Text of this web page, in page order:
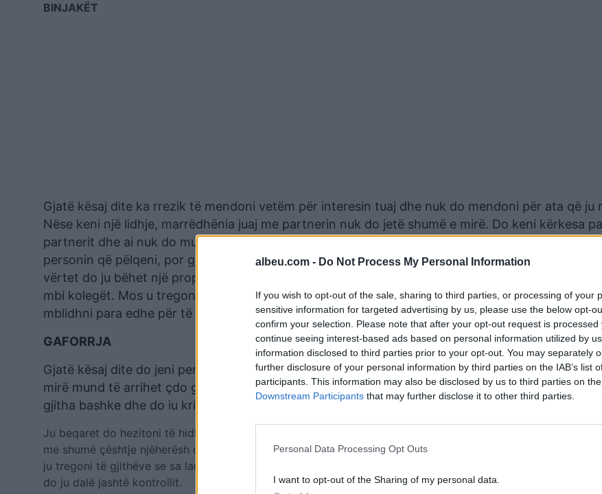
albeu.com - Do Not Process My Personal Information
If you wish to opt-out of the sale, sharing to third parties, or processing of your
sensitive information for targeted advertising by us, please use the below opt-
confirm your selection. Please note that after your opt-out request is processed
continue seeing interest-based ads based on personal information utilized by
information disclosed to third parties prior to your opt-out. You may separately
further disclosure of your personal information by third parties on the IAB’s list
participants. This information may also be disclosed by us to third parties on the
Downstream Participants that may further disclose it to other third parties.
Personal Data Processing Opt Outs
I want to opt-out of the Sharing of my personal data.
BINJAKËT
Gjatë kësaj dite ka rrezik të mendoni vetëm për interesin tuaj dhe nuk do mendoni për ata që ju
Nëse keni një lidhje, marrëdhënia juaj me partnerin nuk do jetë shumë e mirë. Do keni kërkesa
partnerit dhe ai nuk do mundet dot t’ua plotësojë të gjitha. Ju beqarët do e keni të vështirë ta
personin që pëlqeni, por gjithsesi duhet të tentojnë. Nuk do humbisni asgjë nëse bëni ndonjë
vërtet do ju bëhet një propozim për një post të ri, por duhet t’i men doni gjërat me kujdes dhe
mbi kolegët. Mos u tregoni zemërligj. Sektori i financave do jetë shumë i favorizuar dhe do
mblidhni para edhe për të nesërmen.
GAFORRJA
Gjatë kësaj dite do jeni perfeksionistë dhe do dëshironi t’i bëni gjërat sa më mirë. Dijeni që me
mirë mund të arrihet çdo gjë. Për ju të dashuruarit do jetë një ditë e mbushur me fat. Yjet do
gjitha bashke dhe do iu krijojnë ambientin e duhur për t’u dashuruar pa dorashka.
Ju beqaret do hezitoni të hidhni hapa më tej pasi nuk do jeni të sigurt nëse personi është i duhuri. Në punë
me shumë çështje njëherësh dhe nuk do e keni problem që mund të jenë në fusha të ndryshme. Ju jeni të
ju tregoni të gjithëve se sa lart mund të arrini. Në planin financiar bëjini me kujdes llogaritë sepse nëse
do ju dalë jashtë kontrollit.